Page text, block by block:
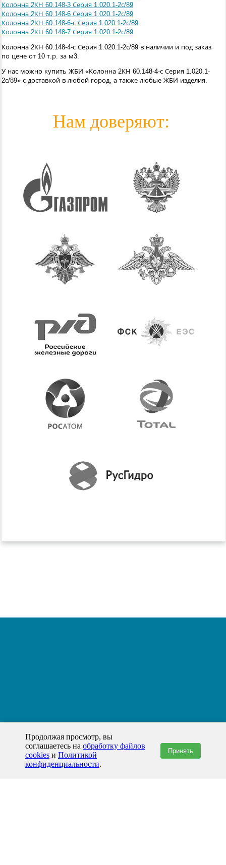
Колонна 2КН 60.148-3 Серия 1.020.1-2с/89
Колонна 2КН 60.148-6 Серия 1.020.1-2с/89
Колонна 2КН 60.148-6-с Серия 1.020.1-2с/89
Колонна 2КН 60.148-7 Серия 1.020.1-2с/89
Колонна 2КН 60.148-4-с Серия 1.020.1-2с/89 в наличии и под заказ
по цене от 10 т.р. за м3.
У нас можно купить ЖБИ «Колонна 2КН 60.148-4-с Серия 1.020.1-
2с/89» с доставкой в любой город, а также любые ЖБИ изделия.
Нам доверяют:
Продолжая просмотр, вы
соглашаетесь на обработку файлов
cookies и Политикой
конфиденциальности.
Принять